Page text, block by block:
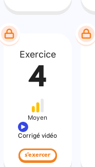
Exercice
4
Moyen
Corrigé vidéo
s'exercer